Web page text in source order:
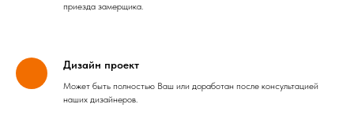
приезда замерщика.
Дизайн проект
Может быть полностью Ваш или доработан после консультацией
наших дизайнеров.